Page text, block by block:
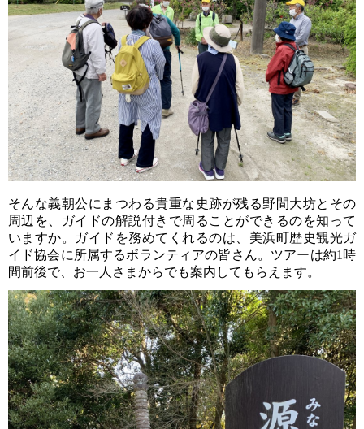
そんな義朝公にまつわる貴重な史跡が残る野間大坊とその
周辺を、ガイドの解説付きで周ることができるのを知って
いますか。 ガイドを務めてくれるのは、美浜町歴史観光ガ
イド協会に所属するボランティアの皆さん。ツアーは約1時
間前後で、お一人さまからでも案内してもらえます。